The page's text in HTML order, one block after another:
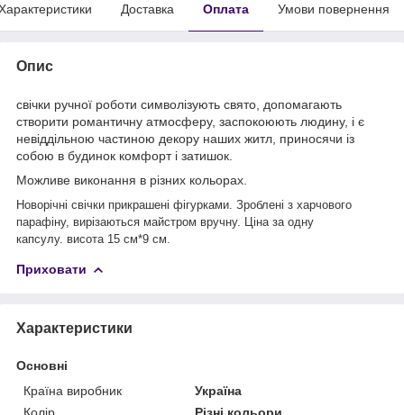
Доставка Оплата Умови повернення
Опис
свічки ручної роботи символізують свято, допомагають
створити романтичну атмосферу, заспокоюють людину, і є
невіддільною частиною декору наших житл, приносячи із
собою в будинок комфорт і затишок.
Можливе виконання в різних кольорах.
Новорічні свічки прикрашені фігурками. Зроблені з харчового
парафіну, вирізаються майстром вручну. Ціна за одну
капсулу. висота 15 см*9 см.
Приховати
Характеристики
Основні
Країна виробник
Україна
Колір
Різні кольори